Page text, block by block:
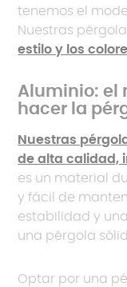
tenemos el
Nuestras
estilo y los
Aluminio: el
hacer la
Nuestras
de alta calidad,
es un material
y fácil de
estabilidad y
una pérgola
Optar por una